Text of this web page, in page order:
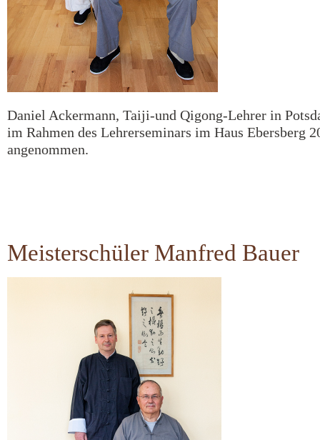
Daniel Ackermann, Taiji-und Qigong-Lehrer in
im Rahmen des Lehrerseminars im Haus Ebersberg
angenommen.
Meisterschüler Manfred Bauer